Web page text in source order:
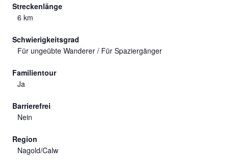
Streckenlänge
6 km
Schwierigkeitsgrad
Für ungeübte Wanderer / Für Spaziergänger
Familientour
Ja
Barrierefrei
Nein
Region
Nagold/Calw